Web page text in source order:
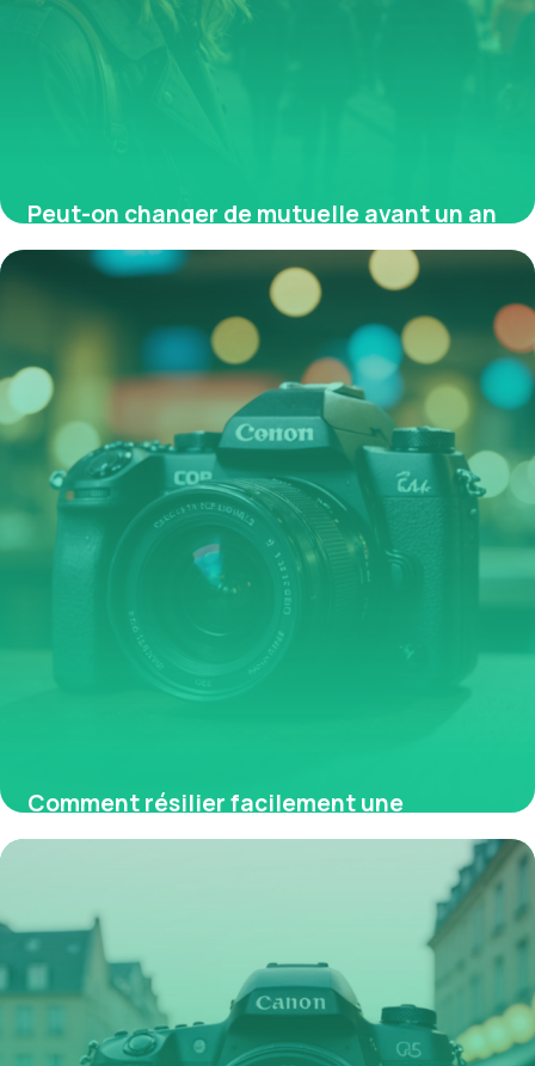
Peut-on changer de mutuelle avant un an
? Motifs légaux et démarches
Comment résilier facilement une
mutuelle obligatoire en entreprise